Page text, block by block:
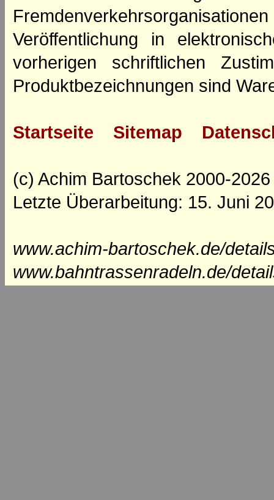
Veröffentlichung in
vorherigen schriftlichen
Produktbezeichnungen sind
Startseite Sitemap
(c) Achim Bartoschek 2000-2026
Letzte Überarbeitung: 15. Juni
www.achim-bartoschek.de/
www.bahntrassenradeln.de/